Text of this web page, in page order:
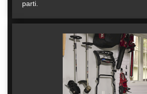
parti.